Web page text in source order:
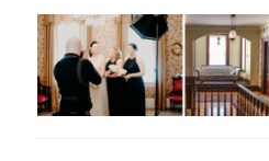
Image